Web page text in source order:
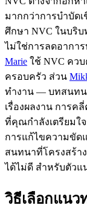
มากกว่าการบำบัด
ศึกษา NVC ในบริ
ไม่ใช่การลดอาการ
Marie ใช้ NVC คว
ครอบครัว ส่วน
ทำงาน — บทสนทน
เรื่องผลงาน การ
ที่คุณกำลังเตรียมใ
การแก้ไขความขัด
สนทนาที่โครงสร้า
ได้ไม่ดี สำหรับตัวแ
วิธีเลือกแนว